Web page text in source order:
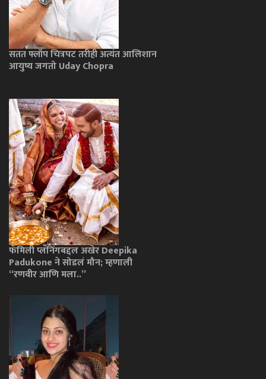
सतत फ्लॉप चित्रपट तरीही अत्यंत आलिशान
आयुष्य जगतो Uday Chopra
फॅमिली प्लॅनिंगबद्दल अखेर Deepika
Padukone ने सोडलं मौन; म्हणाली
“रणवीर आणि मला..”